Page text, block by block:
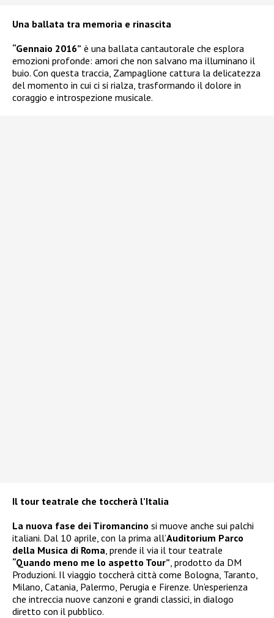
Una ballata tra memoria e rinascita
“Gennaio 2016” è una ballata cantautorale che esplora
emozioni profonde: amori che non salvano ma illuminano il
buio. Con questa traccia, Zampaglione cattura la delicatezza
del momento in cui ci si rialza, trasformando il dolore in
coraggio e introspezione musicale.
Il tour teatrale che toccherà l’Italia
La nuova fase dei Tiromancino si muove anche sui palchi
italiani. Dal 10 aprile, con la prima all’Auditorium Parco
della Musica di Roma , prende il via il tour teatrale
“Quando meno me lo aspetto Tour” , prodotto da DM
Produzioni. Il viaggio toccherà città come Bologna, Taranto,
Milano, Catania, Palermo, Perugia e Firenze. Un’esperienza
che intreccia nuove canzoni e grandi classici, in dialogo
diretto con il pubblico.